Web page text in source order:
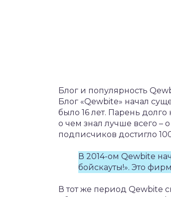
Блог и популярность
Блог «Qewbite» начал
было 16 лет. Парень долго
о чем знал лучше всего –
подписчиков достигло
В 2014-ом Qewbite
бойскауты!». Это
В тот же период Qewbite